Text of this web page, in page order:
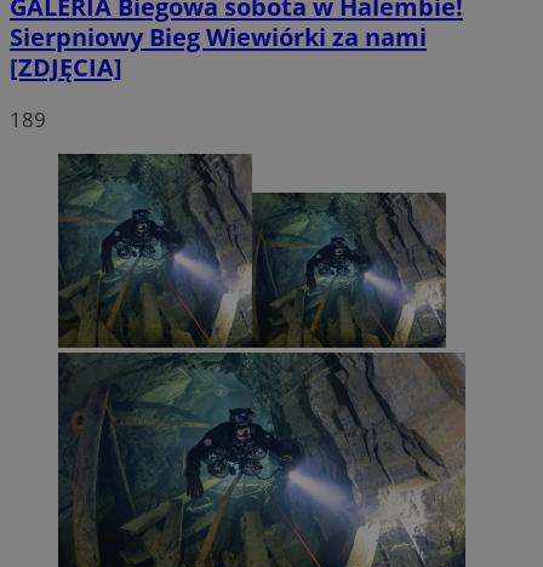
GALERIA Biegowa sobota w Halembie!
Sierpniowy Bieg Wiewiórki za nami
[ZDJĘCIA]
189